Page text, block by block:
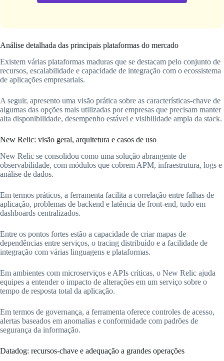
Análise detalhada das principais plataformas do mercado
Existem várias plataformas maduras que se destacam pelo conjunto de
recursos, escalabilidade e capacidade de integração com o ecossistema
de aplicações empresariais.
A seguir, apresento uma visão prática sobre as características-chave de
algumas das opções mais utilizadas por empresas que precisam manter
alta disponibilidade, desempenho estável e visibilidade ampla da stack.
New Relic: visão geral, arquitetura e casos de uso
New Relic se consolidou como uma solução abrangente de
observabilidade, com módulos que cobrem APM, infraestrutura, logs e
análise de dados.
Em termos práticos, a ferramenta facilita a correlação entre falhas de
aplicação, problemas de backend e latência de front-end, tudo em
dashboards centralizados.
Entre os pontos fortes estão a capacidade de criar mapas de
dependências entre serviços, o tracing distribuído e a facilidade de
integração com várias linguagens e plataformas.
Em ambientes com microserviços e APIs críticas, o New Relic ajuda
equipes a entender o impacto de alterações em um serviço sobre o
tempo de resposta total da aplicação.
Em termos de governança, a ferramenta oferece controles de acesso,
alertas baseados em anomalias e conformidade com padrões de
segurança da informação.
Datadog: recursos-chave e adequação a grandes operações